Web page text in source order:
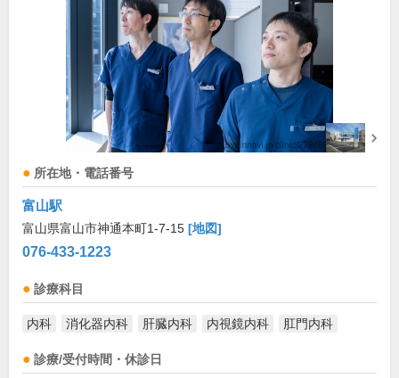
所在地・電話番号
富山駅
富山県富山市神通本町1-7-15 [地図]
076-433-1223
診療科目
内科 消化器内科 肝臓内科 内視鏡内科 肛門内科
診療/受付時間・休診日